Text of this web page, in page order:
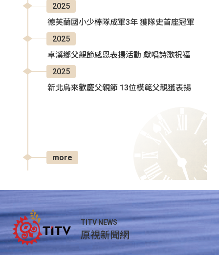
2025
德芙蘭國小少棒隊成軍3年 獲隊史首座冠軍
2025
卓溪鄉父親節感恩表揚活動 獻唱詩歌祝福
2025
新北烏來歡慶父親節 13位模範父親獲表揚
more
TITV NEWS
原視新聞網